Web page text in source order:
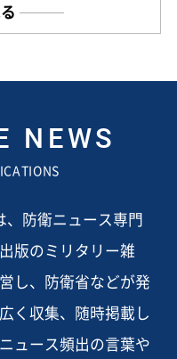
NEWS
、防衛ニュース専門
版のミリタリー雑
し、防衛省などが発
く収集、随時掲載し
ュース頻出の言葉や